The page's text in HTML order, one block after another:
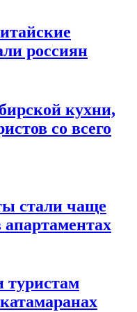
россиян
кухни,
со всего
стали чаще
апартаментах
туристам